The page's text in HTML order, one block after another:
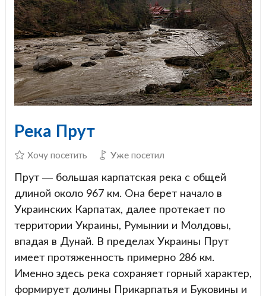
Река Прут
Хочу посетить Уже посетил
Прут — большая карпатская река с общей
длиной около 967 км. Она берет начало в
Украинских Карпатах, далее протекает по
территории Украины, Румынии и Молдовы,
впадая в Дунай. В пределах Украины Прут
имеет протяженность примерно 286 км.
Именно здесь река сохраняет горный характер,
формирует долины Прикарпатья и Буковины и